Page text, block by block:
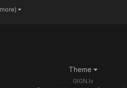
Theme
GIGN.lv